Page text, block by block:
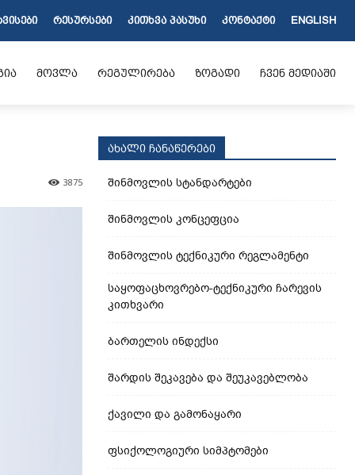
ᲠᲔᲡᲣᲠᲡᲔᲑᲘ ᲙᲘᲗᲮᲕᲐ ᲞᲐᲡᲣᲮᲘ ᲙᲝᲜᲢᲐᲥᲢᲘ ENGLISH
მოვლა რეგულირება ზოგადი ჩვენ მედიაში
3875
ახალი ჩანაწერები
შინმოვლის სტანდარტები
შინმოვლის კონცეფცია
შინმოვლის ტექნიკური რეგლამენტი
საყოფაცხოვრებო-ტექნიკური ჩარევის
კითხვარი
ბართელის ინდექსი
შარდის შეკავება და შეუკავებლობა
ქავილი და გამონაყარი
ფსიქოლოგიური სიმპტომები